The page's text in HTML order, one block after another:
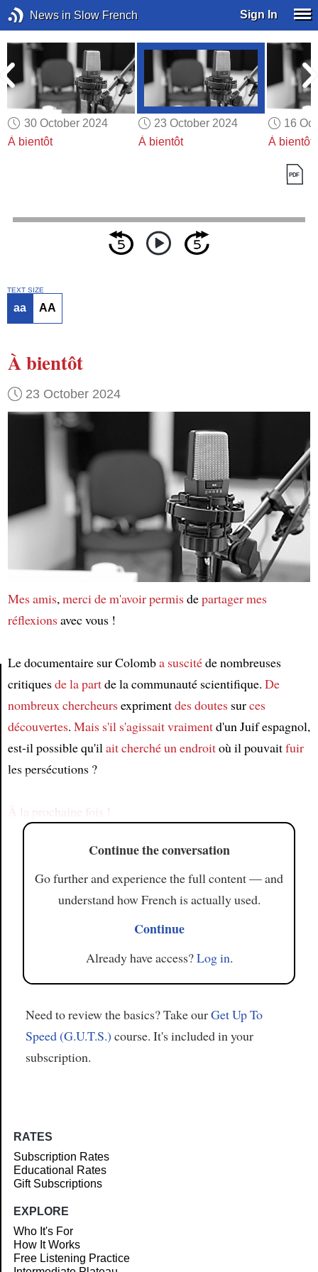
News in Slow French Sign In
30 October 2024
À bientôt
23 October 2024
À bientôt
16
À bientôt
Article
TEXT SIZE
aa AA
À bientôt
23 October 2024
Mes amis,merci de m'avoir permisdepartager mes
réflexionsavec vous !
Le documentaire sur Colomba suscitéde nombreuses
critiquesde la partde la communauté scientifique. De
nombreux chercheursexprimentdes doutessurces
découvertes. Mais s'il s'agissait vraimentd'un Juif espagnol,
est-il possible qu'ilait cherchéun endroitoù il pouvaitfuir
les persécutions ?
À la prochaine fois !
Continue the conversation
Go further and experience the full content — and
understand how French is actually used.
Continue
Already have access?Log in.
Need to review the basics? Take ourGet Up To
Speed (G.U.T.S.) course. It's included in your
subscription.
RATES
Subscription Rates
Educational Rates
Gift Subscriptions
EXPLORE
Who It's For
How It Works
Free Listening Practice